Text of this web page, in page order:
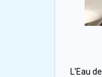
L'Eau